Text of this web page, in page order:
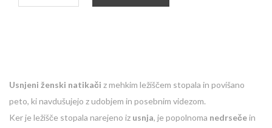
Usnjeni ženski natikači z mehkim ležiščem stopala in povišano
peto, ki navdušujejo z udobjem in posebnim videzom.
Ker je ležišče stopala narejeno iz usnja, je popolnoma nedrsečein